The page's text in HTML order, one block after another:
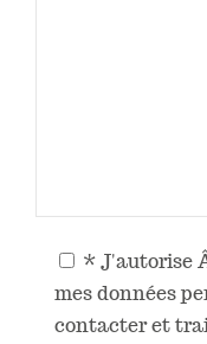
* J'autorise
mes données
contacter et